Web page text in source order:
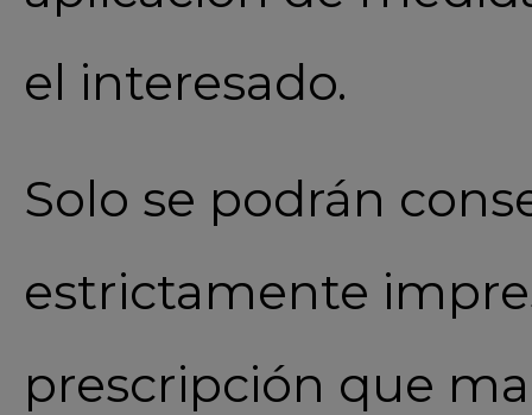
el interesado.
Solo se podrán
estrictamente
prescripción que